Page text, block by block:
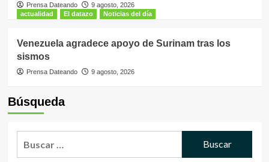
Prensa Dateando
9 agosto, 2026
actualidad
El datazo Noticias del día
Venezuela agradece apoyo de Surinam tras los
sismos
Prensa Dateando 9 agosto, 2026
Búsqueda